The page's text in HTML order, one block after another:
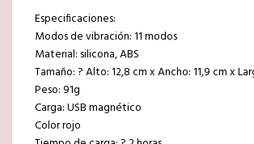
Especificaciones:
Modos de vibración: 11 modos
Material: silicona, ABS
Tamaño: ? Alto: 12,8 cm x Ancho: 11,9 cm x
Peso: 91g
Carga: USB magnético
Color rojo